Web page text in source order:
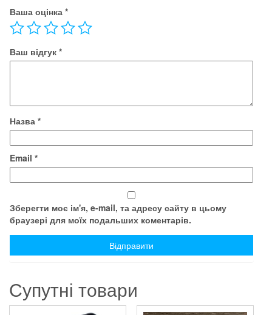
Ваша оцінка *
Ваш відгук *
Назва *
Email *
Зберегти моє ім'я, e-mail, та адресу сайту в цьому
браузері для моїх подальших коментарів.
Супутні товари